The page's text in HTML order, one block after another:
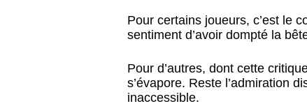
Pour certains joueurs, c’est le
sentiment d’avoir dompté la
Pour d’autres, dont cette
s’évapore. Reste l’admiration
inaccessible.